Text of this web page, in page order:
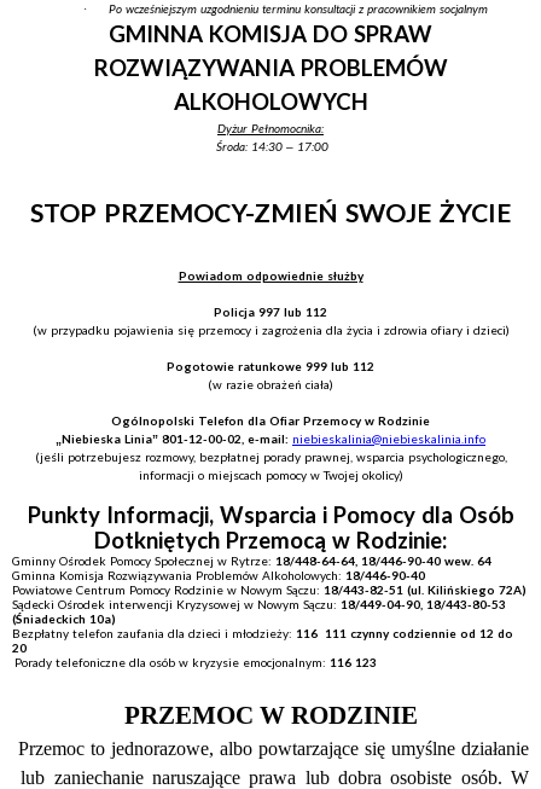
·
Po wcześniejszym uzgodnieniu terminu konsultacji z pracownikiem socjalnym
GMINNA KOMISJA DO SPRAW
ROZWIĄZYWANIA PROBLEMÓW
ALKOHOLOWYCH
Dyżur Pełnomocnika:
Środa: 14:30 – 17:00
STOP PRZEMOCY-ZMIEŃ SWOJE ŻYCIE
Powiadom odpowiednie służby
Policja 997 lub 112
(w przypadku pojawienia się przemocy i zagrożenia dla życia i zdrowia ofiary i dzieci)
Pogotowie ratunkowe 999 lub 112
(w razie obrażeń ciała)
Ogólnopolski Telefon dla Ofiar Przemocy w Rodzinie
„Niebieska Linia” 801-12-00-02, e-mail: niebieskalinia@niebieskalinia.info
(jeśli potrzebujesz rozmowy, bezpłatnej porady prawnej, wsparcia psychologicznego,
informacji o miejscach pomocy w Twojej okolicy)
Punkty Informacji, Wsparcia i Pomocy dla Osób
Dotkniętych Przemocą w Rodzinie:
Gminny Ośrodek Pomocy Społecznej w Rytrze: 18/448-64-64, 18/446-90-40 wew. 64
Gminna Komisja Rozwiązywania Problemów Alkoholowych: 18/446-90-40
Powiatowe Centrum Pomocy Rodzinie w Nowym Sączu: 18/443-82-51 (ul. Kilińskiego 72A)
Sądecki Ośrodek interwencji Kryzysowej w Nowym Sączu: 18/449-04-90, 18/443-80-53
(Śniadeckich 10a)
Bezpłatny telefon zaufania dla dzieci i młodzieży: 116
111 czynny codziennie od 12 do
20
Porady telefoniczne dla osób w kryzysie emocjonalnym: 116 123
PRZEMOC W RODZINIE
Przemoc to jednorazowe, albo powtarzające się umyślne działanie
lub zaniechanie naruszające prawa lub dobra osobiste osób. W